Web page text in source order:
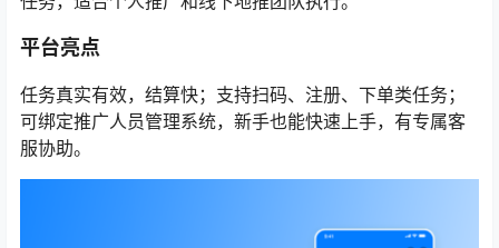
平台亮点
任务真实有效，结算快；支持扫码、注册、下单类任务；
可绑定推广人员管理系统，新手也能快速上手，有专属客
服协助。